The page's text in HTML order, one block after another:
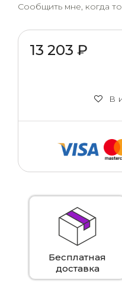
Сообщить мне, когда
13 203 ₽
В
Бесплатная
доставка